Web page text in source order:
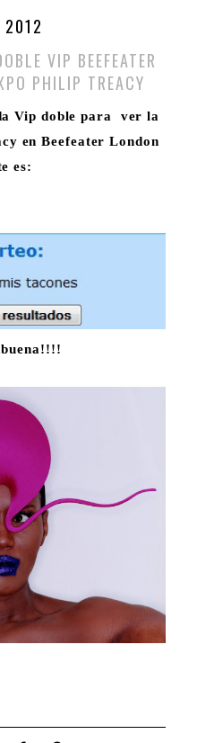
2012
VIP BEEFEATER
PHILIP TREACY
Vip doble para ver la
en Beefeater London
es: